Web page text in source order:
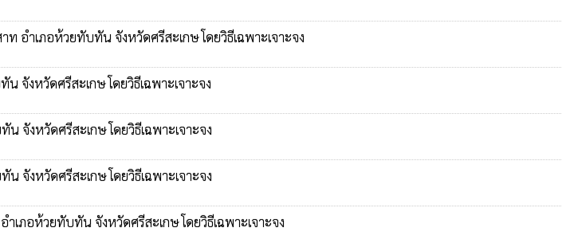
อำเภอห้วยทับทัน จังหวัดศรีสะเกษ โดยวิธีเฉพาะเจาะจง
งหวัดศรีสะเกษ โดยวิธีเฉพาะเจาะจง
จังหวัดศรีสะเกษ โดยวิธีเฉพาะเจาะจง
จังหวัดศรีสะเกษ โดยวิธีเฉพาะเจาะจง
ภอห้วยทับทัน จังหวัดศรีสะเกษ โดยวิธีเฉพาะเจาะจง